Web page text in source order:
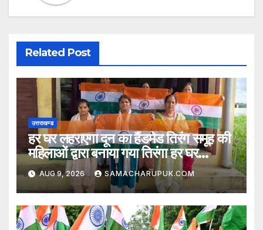
Related Post
उत्तराखण्ड
हर घर लहराएगा दून का हैंडमेड तिरंग समूह की
महिलाओं द्वारा बनाया गया तिरंगा हर घर
लहराएगा
AUG 9, 2026 SAMACHARUPUK.COM